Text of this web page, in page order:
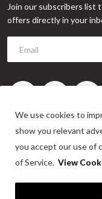
Join our subscribers list
offers directly in your
©2024. INA News. All
We use cookies to
show you relevant
you accept our use of
of Service. View